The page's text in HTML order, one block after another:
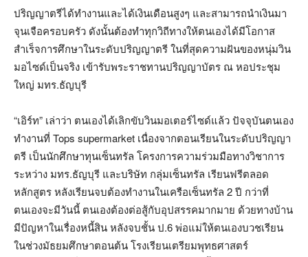
ปริญญาตรีได้ทำงานและได้เงินเดือนสูงๆ และสามารถนำเงินมา
จุนเจือครอบครัว ดังนั้นต้องทำทุกวิถีทางให้ตนเองได้มีโอกาส
สำเร็จการศึกษาในระดับปริญญาตรี ในที่สุดความฝันของหนุ่มวิน
มอไซด์เป็นจริง เข้ารับพระราชทานปริญญาบัตร ณ หอประชุม
ใหญ่ มทร.ธัญบุรี
“เอิร์ท” เล่าว่า ตนเองได้เลิกขับวินมอเตอร์ไซด์แล้ว ปัจจุบันตนเอง
ทำงานที่ Tops supermarket เนื่องจากตอนเรียนในระดับปริญญา
ตรี เป็นนักศึกษาทุนเซ็นทรัล โครงการความร่วมมือทางวิชาการ
ระหว่าง มทร.ธัญบุรี และบริษัท กลุ่มเซ็นทรัล เรียนฟรีตลอด
หลักสูตร หลังเรียนจบต้องทำงานในเครือเซ็นทรัล 2 ปี กว่าที่
ตนเองจะมีวันนี้ ตนเองต้องต่อสู้กับอุปสรรคมากมาย ด้วยทางบ้าน
มีปัญหาในเรื่องหนี้สิน หลังจบชั้น ป.6 พ่อแม่ให้ตนเองบวชเรียน
ในช่วงมัธยมศึกษาตอนต้น โรงเรียนเตรียมพุทธศาสตร์